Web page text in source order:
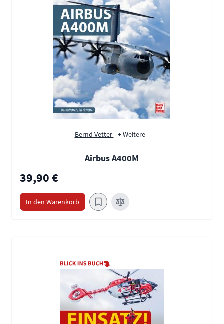
Bernd Vetter + Weitere
Airbus A400M
39,90 €
In den Warenkorb